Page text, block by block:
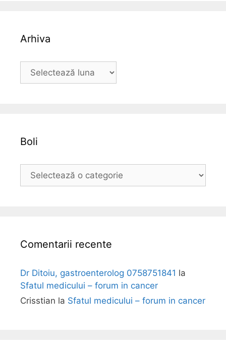
Arhiva
Boli
Comentarii recente
Dr Ditoiu, gastroenterolog 0758751841 la
Sfatul medicului – forum in cancer
Crisstian la Sfatul medicului – forum in cancer